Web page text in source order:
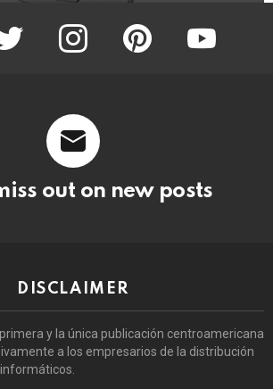
twitter instagram pinterest youtube
out on new posts
DISCLAIMER
y la única publicación centroamericana
a los empresarios de la distribución